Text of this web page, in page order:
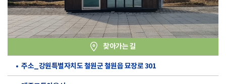
찾아가는 길
주소_강원특별자치도 철원군 철원읍 묘장로 301